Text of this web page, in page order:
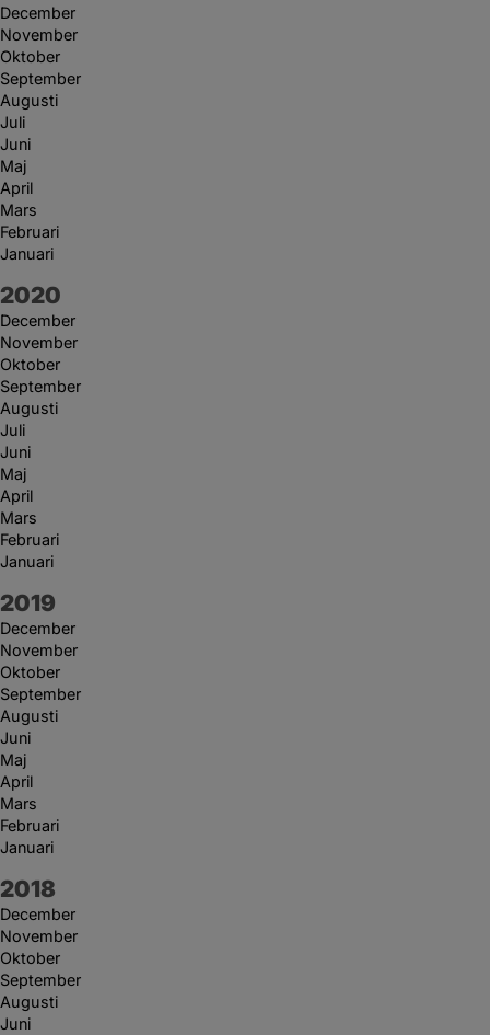
December
November
Oktober
September
Augusti
Juli
Juni
Maj
April
Mars
Februari
Januari
År:
2020
December
November
Oktober
September
Augusti
Juli
Juni
Maj
April
Mars
Februari
Januari
År:
2019
December
November
Oktober
September
Augusti
Juni
Maj
April
Mars
Februari
Januari
År:
2018
December
November
Oktober
September
Augusti
Juni